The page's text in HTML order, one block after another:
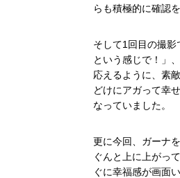
らも積極的に確認
そして1回目の撮
という感じで！」
応えるように、素
どけにアガって幸
なっていました。
更に今回、ガーナ
ぐんと上に上がっ
ぐに幸福感が画面